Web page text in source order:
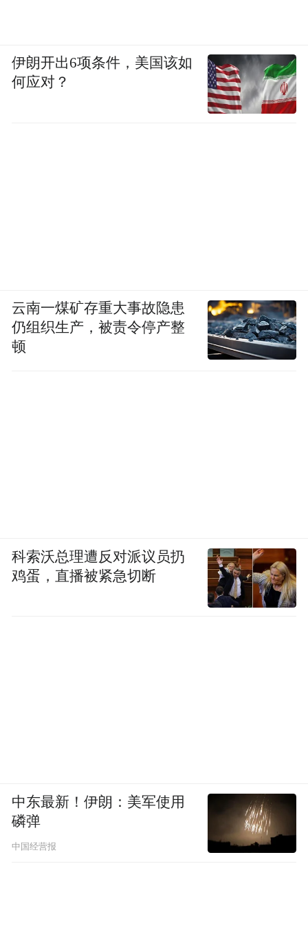
伊朗开出6项条件，美国该如
何应对？
云南一煤矿存重大事故隐患
仍组织生产，被责令停产整
顿
科索沃总理遭反对派议员扔
鸡蛋，直播被紧急切断
中东最新！伊朗：美军使用
磷弹
中国经营报